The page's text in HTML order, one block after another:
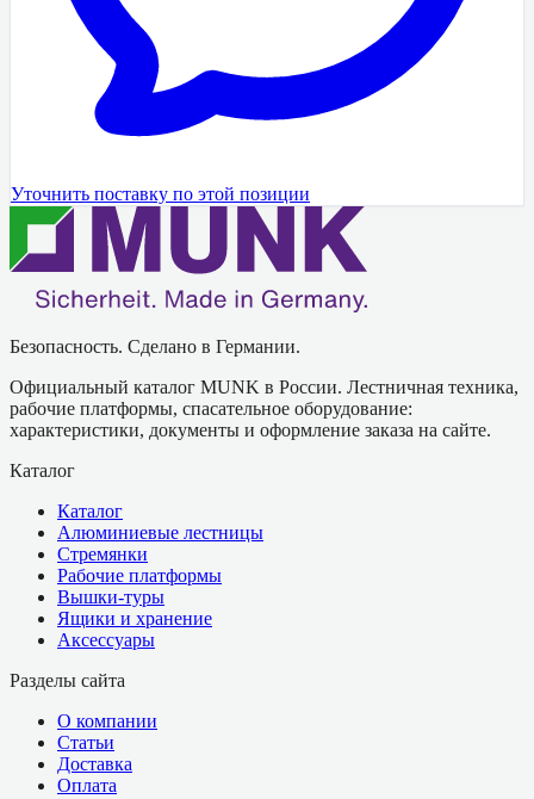
Уточнить поставку по этой позиции
Безопасность. Сделано в Германии.
Официальный каталог MUNK в России. Лестничная техника,
рабочие платформы, спасательное оборудование:
характеристики, документы и оформление заказа на сайте.
Каталог
Каталог
Алюминиевые лестницы
Стремянки
Рабочие платформы
Вышки-туры
Ящики и хранение
Аксессуары
Разделы сайта
О компании
Статьи
Доставка
Оплата